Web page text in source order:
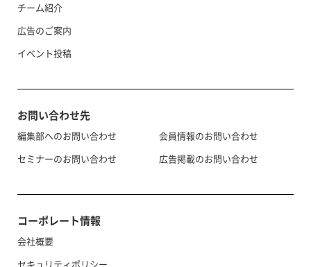
チーム紹介
広告のご案内
イベント投稿
お問い合わせ先
編集部へのお問い合わせ
セミナーのお問い合わせ
会員情報のお問い合わせ
広告掲載のお問い合わせ
コーポレート情報
会社概要
セキュリティポリシー